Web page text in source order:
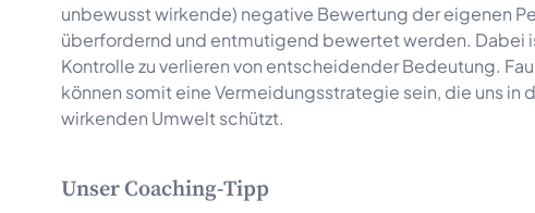
unbewusst wirkende) negative Bewertung der eigenen
überfordernd und entmutigend bewertet werden. Dabei
Kontrolle zu verlieren von entscheidender Bedeutung.
können somit eine Vermeidungsstrategie sein, die uns
wirkenden Umwelt schützt.
Unser Coaching-Tipp